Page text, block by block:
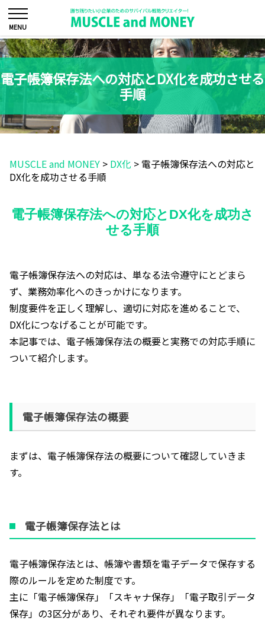
電子帳簿保存法への対応とDX化を成功させる
手順
MUSCLE and MONEY > DX化 > 電子帳簿保存法への対応と
DX化を成功させる手順
電子帳簿保存法への対応とDX化を成功さ
せる手順
電子帳簿保存法への対応は、単なる法令遵守にとどまら
ず、業務効率化へのきっかけになります。
制度要件を正しく理解し、適切に対応を進めることで、
DX化につなげることが可能です。
本記事では、電子帳簿保存法の概要と実務での対応手順に
ついて紹介します。
電子帳簿保存法の概要
まずは、電子帳簿保存法の概要について確認していきま
す。
電子帳簿保存法とは
電子帳簿保存法とは、帳簿や書類を電子データで保存する
際のルールを定めた制度です。
主に「電子帳簿保存」「スキャナ保存」「電子取引データ
保存」の3区分があり、それぞれ要件が異なります。